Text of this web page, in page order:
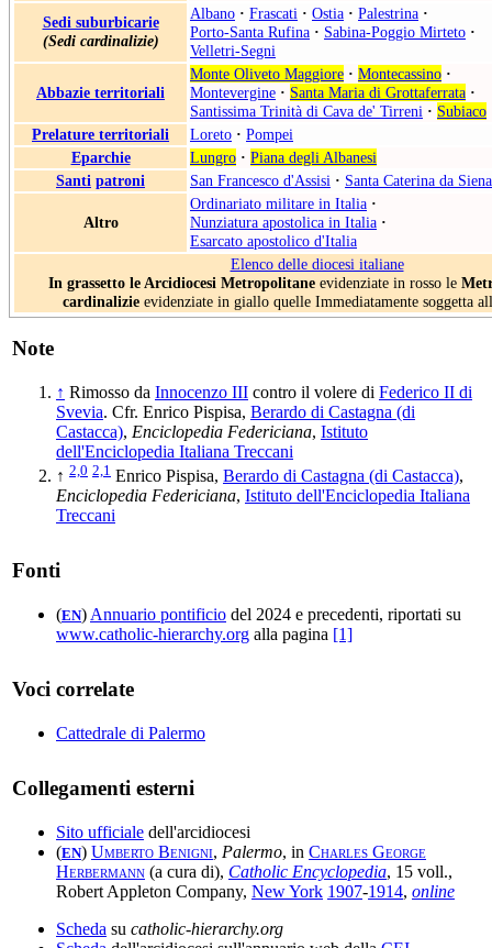
Sedi suburbicarie
(Sedi cardinalizie)
Albano · Frascati · Ostia · Palestrina ·
Porto-Santa Rufina · Sabina-Poggio Mirteto ·
Velletri-Segni
Abbazie territoriali
Monte Oliveto Maggiore · Montecassino ·
Montevergine · Santa Maria di Grottaferrata ·
Santissima Trinità di Cava de' Tirreni · Subiaco
Prelature territoriali
Loreto · Pompei
Eparchie
Lungro · Piana degli Albanesi
Santi patroni San Francesco d'Assisi · Santa Caterina da Siena
Altro
Ordinariato militare in Italia ·
Nunziatura apostolica in Italia ·
Esarcato apostolico d'Italia
Elenco delle diocesi italiane
In grassetto le Arcidiocesi Metropolitane evidenziate in rosso le
cardinalizieevidenziate in giallo quelle Immediatamente soggetta
Note
↑ Rimosso da Innocenzo III contro il volere di Federico II di
Svevia. Cfr. Enrico Pispisa, Berardo di Castagna (di
Castacca), Enciclopedia Federiciana, Istituto
dell'Enciclopedia Italiana Treccani
↑ 2,0 2,1 Enrico Pispisa, Berardo di Castagna (di Castacca),
Enciclopedia Federiciana, Istituto dell'Enciclopedia Italiana
Treccani
Fonti
(EN) Annuario pontificio del 2024 e precedenti, riportati su
www.catholic-hierarchy.org alla pagina [1]
Voci correlate
Cattedrale di Palermo
Collegamenti esterni
Sito ufficiale dell'arcidiocesi
(EN) Umberto Benigni, Palermo, in Charles George
Herbermann (a cura di), Catholic Encyclopedia, 15 voll.,
Robert Appleton Company, New York 1907-1914, online
Scheda su catholic-hierarchy.org